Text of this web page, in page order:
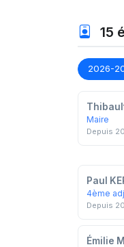
15
2026-
Maire
Depuis
Paul
4ème
Depuis
Émilie